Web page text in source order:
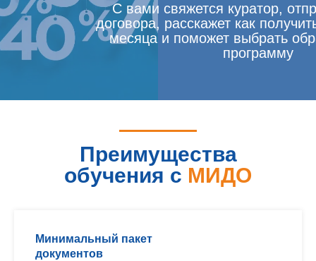
С вами свяжется куратор,
договора, расскажет как
месяца и поможет выбрать
программу
Преимущества
обучения с МИДО
Минимальный пакет
документов